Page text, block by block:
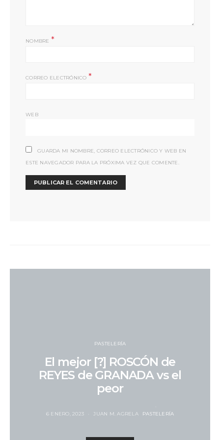
NOMBRE *
CORREO ELECTRÓNICO *
WEB
GUARDA MI NOMBRE, CORREO ELECTRÓNICO Y WEB EN
ESTE NAVEGADOR PARA LA PRÓXIMA VEZ QUE COMENTE.
PASTELERÍA
El mejor [?] ROSCÓN de
REYES de GRANADA vs el
peor
6 ENERO, 2023 JUAN M. AGRELA PASTELERÍA